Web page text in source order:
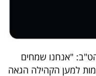
"אנחנו שמחים
למען הקהילה הגאה